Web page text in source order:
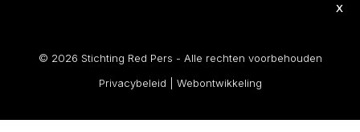
X
© 2026 Stichting Red Pers - Alle rechten voorbehouden
Privacybeleid
Webontwikkeling